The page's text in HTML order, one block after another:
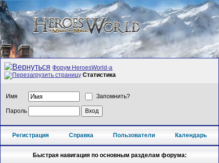
Форум HeroesWorld-а
Статистика
Имя Запомнить?
Пароль
Регистрация Справка Пользователи Календарь
Быстрая навигация по основным разделам форума: